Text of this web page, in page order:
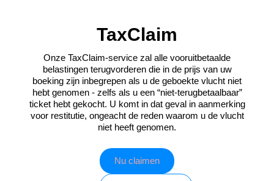
TaxClaim
Onze TaxClaim-service zal alle vooruitbetaalde
belastingen terugvorderen die in de prijs van uw
boeking zijn inbegrepen als u de geboekte vlucht niet
hebt genomen - zelfs als u een “niet-terugbetaalbaar”
ticket hebt gekocht. U komt in dat geval in aanmerking
voor restitutie, ongeacht de reden waarom u de vlucht
niet heeft genomen.
Nu claimen